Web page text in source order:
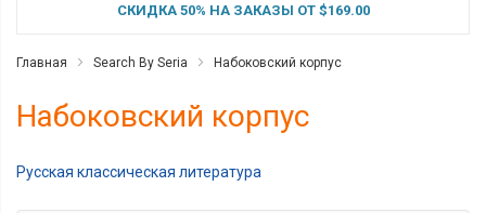
СКИДКА 50% НА ЗАКАЗЫ ОТ $169.00
Главная Search By Seria Набоковский корпус
Набоковский корпус
Русская классическая литература